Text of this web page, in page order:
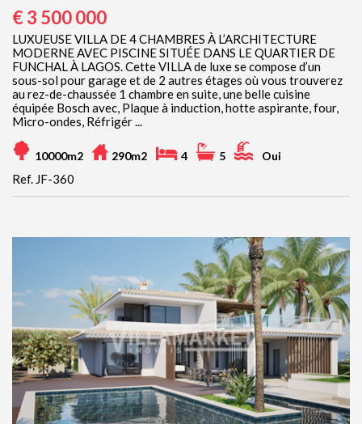
€ 3 500 000
LUXUEUSE VILLA DE 4 CHAMBRES À L’ARCHITECTURE
MODERNE AVEC PISCINE SITUÉE DANS LE QUARTIER DE
FUNCHAL À LAGOS. Cette VILLA de luxe se compose d’un
sous-sol pour garage et de 2 autres étages où vous trouverez
au rez-de-chaussée 1 chambre en suite, une belle cuisine
équipée Bosch avec, Plaque à induction, hotte aspirante, four,
Micro-ondes, Réfrigér ...
10000m2 290m2 4 5 Oui
Ref. JF-360